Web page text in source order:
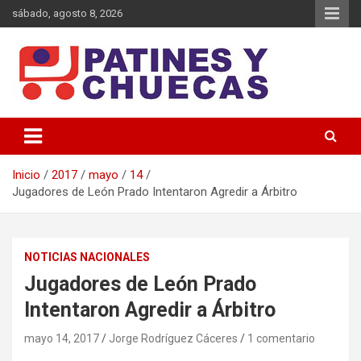
Saltar
al
sábado, agosto 8, 2026
Patines y Chuecas
Inicio 2017 mayo
14
Jugadores de León Prado Intentaron Agredir a Árbitro
NOTICIAS NACIONALES
Jugadores de León Prado
Intentaron Agredir a Árbitro
mayo 14, 2017 Jorge Rodríguez Cáceres 1 comentario